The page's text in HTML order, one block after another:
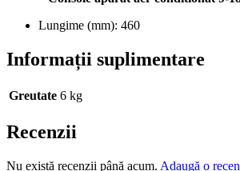
Lungime (mm): 460
Informații suplimentare
Greutate 6 kg
Recenzii
Nu există recenzii până acum. Adaugă o